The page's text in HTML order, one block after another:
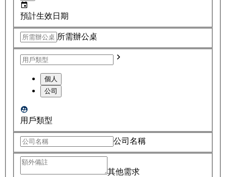
預計生效日期
所需辦公桌
個人
公司
用戶類型
公司名稱
其他需求